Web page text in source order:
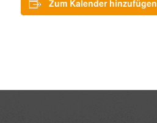
Zum Kalender hinzufügen